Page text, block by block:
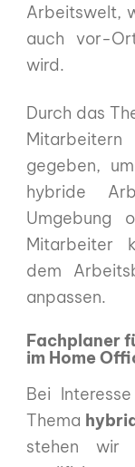
Arbeitswelt,
auch vor-
wird.
Durch das
gegeben,
hybride
Mitarbeiter
dem
anpassen.
Fachplaner
im Home
Bei
Thema
stehen wir